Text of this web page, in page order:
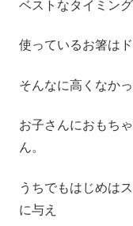
ベストなタイミン
使っているお箸は
そんなに高くなか
お子さんにおもち
ん。
うちでもはじめは
に与え